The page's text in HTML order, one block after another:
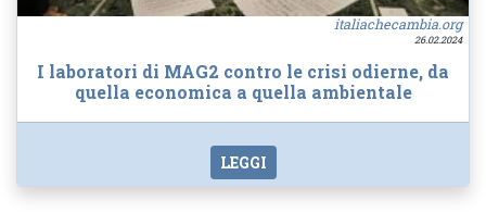
italiachecambia.org
26.02.2024
I laboratori di MAG2 contro le crisi odierne, da
quella economica a quella ambientale
LEGGI